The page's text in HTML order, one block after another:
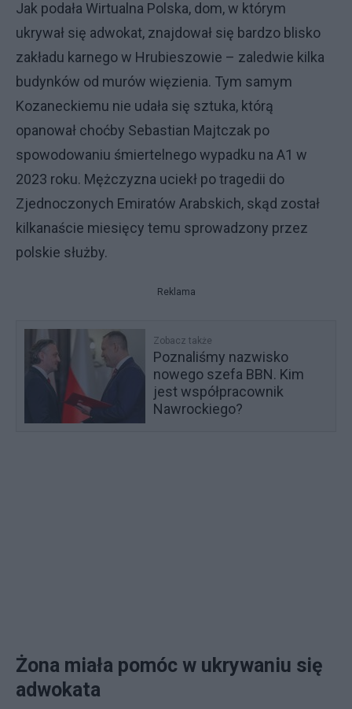
Jak podała Wirtualna Polska, dom, w którym
ukrywał się adwokat, znajdował się bardzo blisko
zakładu karnego w Hrubieszowie – zaledwie kilka
budynków od murów więzienia. Tym samym
Kozaneckiemu nie udała się sztuka, którą
opanował choćby Sebastian Majtczak po
spowodowaniu śmiertelnego wypadku na A1 w
2023 roku. Mężczyzna uciekł po tragedii do
Zjednoczonych Emiratów Arabskich, skąd został
kilkanaście miesięcy temu sprowadzony przez
polskie służby.
Reklama
Zobacz także
Poznaliśmy nazwisko
nowego szefa BBN. Kim
jest współpracownik
Nawrockiego?
Żona miała pomóc w ukrywaniu się
adwokata